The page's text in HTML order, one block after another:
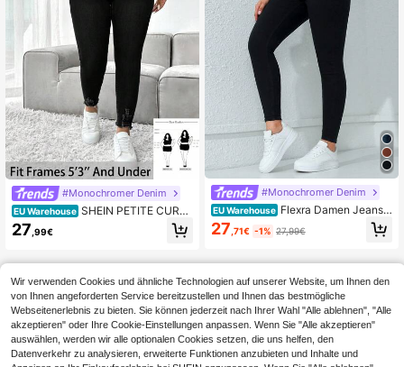
#Monochromer Denim
EU Warehouse SHEIN PETITE CURVE
Große Größen Stretch-Skinny Jean
s in Schwarz für Damen
27 ,99€
#Monochromer Denim
EU Warehouse Flexra Damen Jeans i
n Große Größen, Lässig Urlaubs-Str
etch, figurbetonend, schwarzer Den
27 ,71€ -1% 27,99€
Wir verwenden Cookies und ähnliche Technologien auf unserer Website, um Ihnen den
von Ihnen angeforderten Service bereitzustellen und Ihnen das bestmögliche
Webseitenerlebnis zu bieten. Sie können jederzeit nach Ihrer Wahl "Alle ablehnen", "Alle
akzeptieren" oder Ihre Cookie-Einstellungen anpassen. Wenn Sie "Alle akzeptieren"
auswählen, werden wir alle optionalen Cookies setzen, die uns helfen, den
Datenverkehr zu analysieren, erweiterte Funktionen anzubieten und Inhalte und